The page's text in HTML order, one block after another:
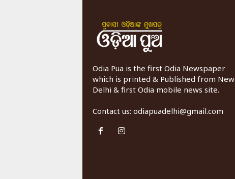
Odia Pua is the first Odia Newspaper
which is printed & Published from New
Delhi & first Odia mobile news site.
Contact us: odiapuadelhi@gmail.com